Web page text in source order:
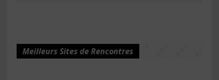
Meilleurs Sites de Rencontres